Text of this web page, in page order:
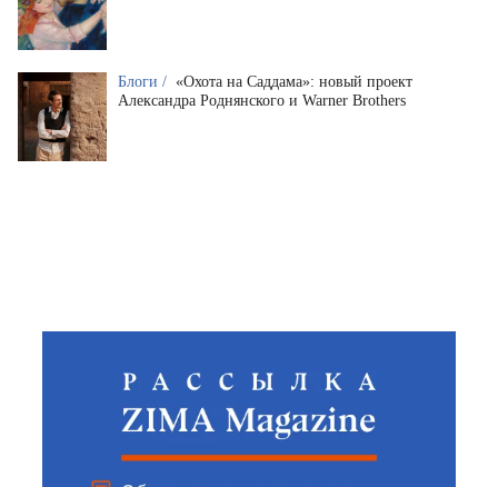
Блоги / «Охота на Саддама»: новый проект
Александра Роднянского и Warner Brothers